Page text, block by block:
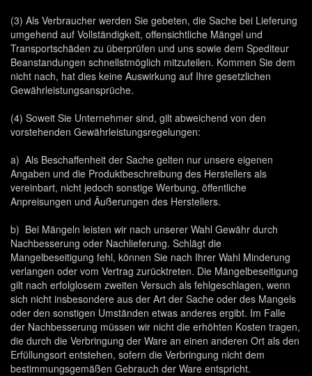
(3) Als Verbraucher werden Sie gebeten, die Sache bei Lieferung
umgehend auf Vollständigkeit, offensichtliche Mängel und
Transportschäden zu überprüfen und uns sowie dem Spediteur
Beanstandungen schnellstmöglich mitzuteilen. Kommen Sie dem
nicht nach, hat dies keine Auswirkung auf Ihre gesetzlichen
Gewährleistungsansprüche.
(4) Soweit Sie Unternehmer sind, gilt abweichend von den
vorstehenden Gewährleistungsregelungen:
a) Als Beschaffenheit der Sache gelten nur unsere eigenen
Angaben und die Produktbeschreibung des Herstellers als
vereinbart, nicht jedoch sonstige Werbung, öffentliche
Anpreisungen und Äußerungen des Herstellers.
b) Bei Mängeln leisten wir nach unserer Wahl Gewähr durch
Nachbesserung oder Nachlieferung. Schlägt die
Mangelbeseitigung fehl, können Sie nach Ihrer Wahl Minderung
verlangen oder vom Vertrag zurücktreten. Die Mängelbeseitigung
gilt nach erfolglosem zweiten Versuch als fehlgeschlagen, wenn
sich nicht insbesondere aus der Art der Sache oder des Mangels
oder den sonstigen Umständen etwas anderes ergibt. Im Falle
der Nachbesserung müssen wir nicht die erhöhten Kosten tragen,
die durch die Verbringung der Ware an einen anderen Ort als den
Erfüllungsort entstehen, sofern die Verbringung nicht dem
bestimmungsgemäßen Gebrauch der Ware entspricht.